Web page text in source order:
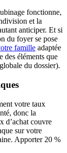
fonctionne,
et la
anticiper. Et si
du foyer se pose
famille adaptée
des éléments que
du dossier).
votre taux
donc la
d’achat couvre
sur votre
Apporter 20 %